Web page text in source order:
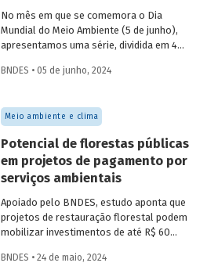
No mês em que se comemora o Dia
Mundial do Meio Ambiente (5 de junho),
apresentamos uma série, dividida em 4
BNDES relacionadas ao tema. Esta
Amazônia e Estruturação de Soluções de
Parques e Florestas.
BNDES • 05 de junho, 2024
Meio ambiente e clima
Potencial de florestas públicas
em projetos de pagamento por
serviços ambientais
Apoiado pelo BNDES, estudo aponta que
projetos de restauração florestal podem
mobilizar investimentos de até R$ 60
principalmente na Amazônia. Áreas
BNDES • 24 de maio, 2024